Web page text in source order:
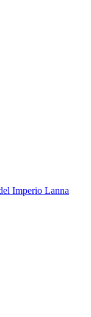
Imperio Lanna